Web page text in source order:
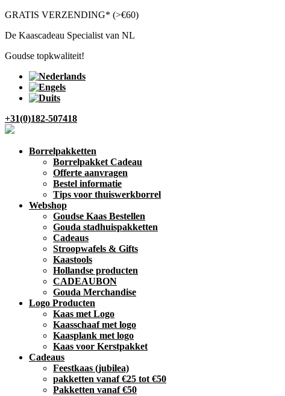
GRATIS VERZENDING* (>€60)
De Kaascadeau Specialist van NL
Goudse topkwaliteit!
+31(0)182-507418
Borrelpakketten
Borrelpakket Cadeau
Offerte aanvragen
Bestel informatie
Tips voor thuiswerkborrel
Webshop
Goudse Kaas Bestellen
Gouda stadhuispakketten
Cadeaus
Stroopwafels & Gifts
Kaastools
Hollandse producten
CADEAUBON
Gouda Merchandise
Logo Producten
Kaas met Logo
Kaasschaaf met logo
Kaasplank met logo
Kaas voor Kerstpakket
Cadeaus
Feestkaas (jubilea)
pakketten vanaf €25 tot €50
Pakketten vanaf €50